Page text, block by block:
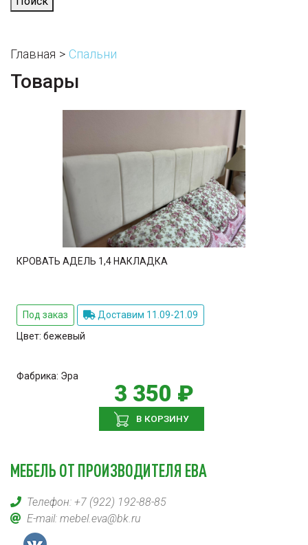
Главная Спальни
Товары
КРОВАТЬ АДЕЛЬ 1,4 НАКЛАДКА
Под заказ
Доставим 11.09-21.09
Цвет: бежевый
Фабрика: Эра
3 350 ₽
В КОРЗИНУ
МЕБЕЛЬ ОТ ПРОИЗВОДИТЕЛЯ ЕВА
Телефон: +7 (922) 192-88-85
E-mail: mebel.eva@bk.ru